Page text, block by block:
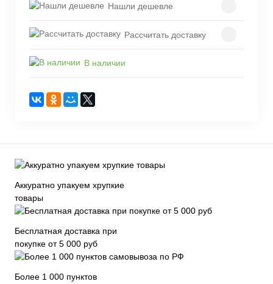
Нашли дешевле
Рассчитать доставку
В наличии
Аккуратно упакуем хрупкие
товары
Бесплатная доставка при
покупке от 5 000 руб
Более 1 000 пунктов